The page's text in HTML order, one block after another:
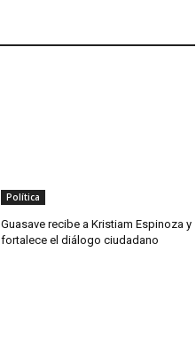
Política
Guasave recibe a Kristiam Espinoza y
fortalece el diálogo ciudadano